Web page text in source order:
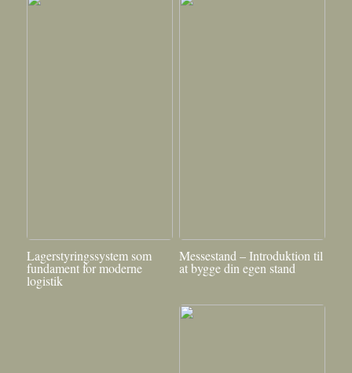
Lagerstyringssystem som
fundament for moderne
logistik
Messestand – Introduktion til
at bygge din egen stand